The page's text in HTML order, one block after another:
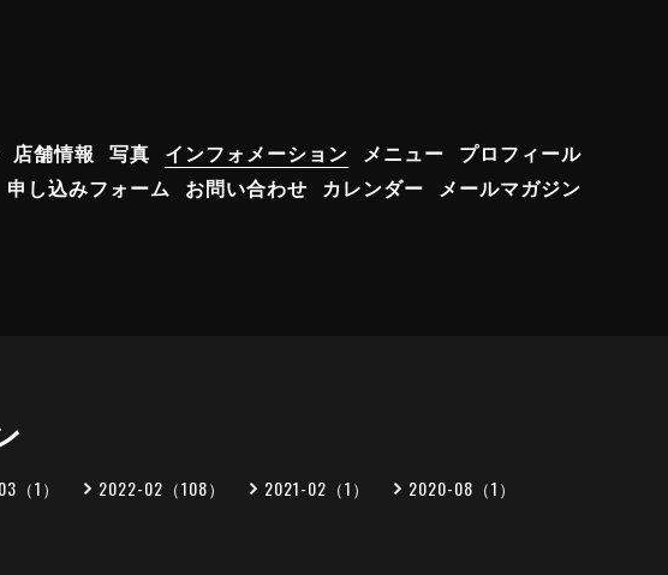
店舗情報 写真 インフォメーション メニュー プロフィール
申し込みフォーム
お問い合わせ カレンダー メールマガジン
（1） 2022-02（108） 2021-02（1） 2020-08（1）